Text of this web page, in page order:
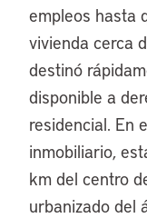
empleos hasta
vivienda cerca
destinó
disponible a
residencial. En
inmobiliario,
km del centro
urbanizado del